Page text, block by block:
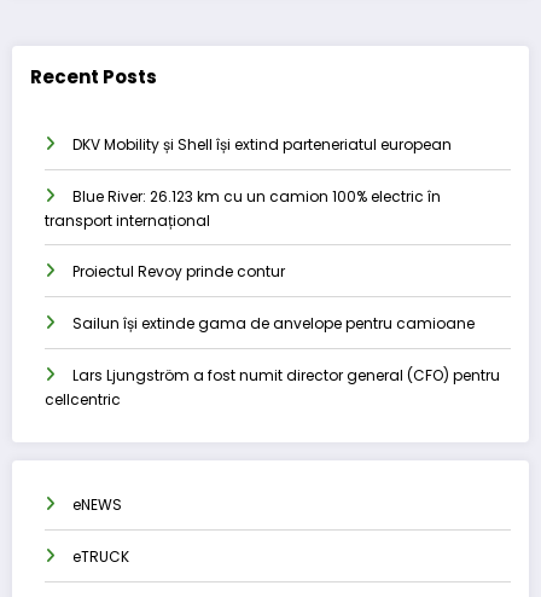
Recent Posts
DKV Mobility și Shell își extind parteneriatul european
Blue River: 26.123 km cu un camion 100% electric în
transport internațional
Proiectul Revoy prinde contur
Sailun își extinde gama de anvelope pentru camioane
Lars Ljungström a fost numit director general (CFO) pentru
cellcentric
eNEWS
eTRUCK